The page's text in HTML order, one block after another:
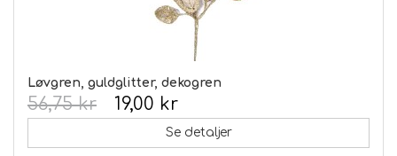
Løvgren, guldglitter, dekogren
19,00 kr
56,75 kr
Se detaljer